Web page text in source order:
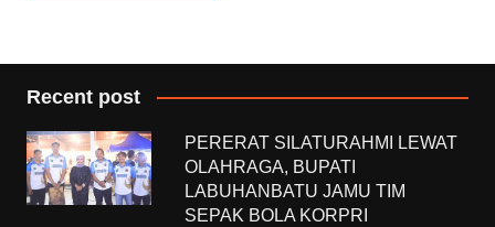
Recent post
PERERAT SILATURAHMI LEWAT
OLAHRAGA, BUPATI
LABUHANBATU JAMU TIM
SEPAK BOLA KORPRI